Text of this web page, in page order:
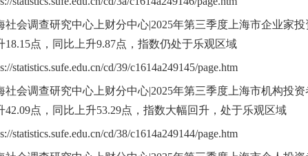
社会调查研究中心上财分中心|2025年第三季度上海市企业家
18.15点，同比上升9.87点，指数仍处于乐观区域
statistics.sufe.edu.cn/cd/39/c1614a249145/page.htm
社会调查研究中心上财分中心|2025年第三季度上海市机构投
42.09点，同比上升53.29点，指数大幅回升，处于乐观区域
statistics.sufe.edu.cn/cd/38/c1614a249144/page.htm